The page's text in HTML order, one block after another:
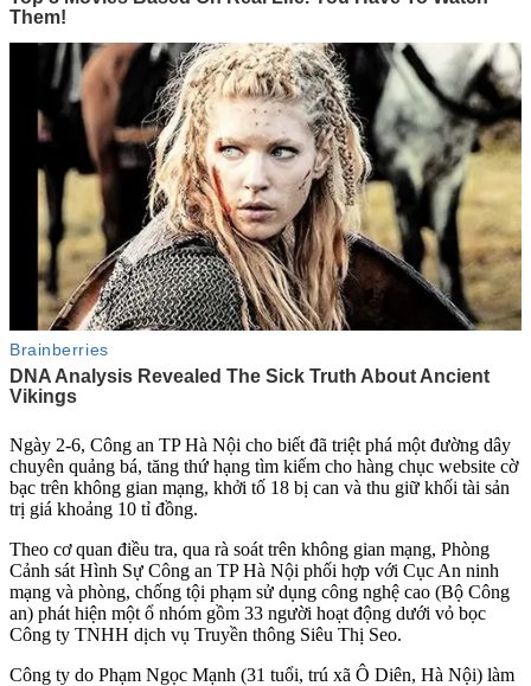
Ngày 2-6, Công an TP Hà Nội cho biết đã triệt phá một đường dây
chuyên quảng bá, tăng thứ hạng tìm kiếm cho hàng chục website cờ
bạc trên không gian mạng, khởi tố 18 bị can và thu giữ khối tài sản
trị giá khoảng 10 tỉ đồng.
Theo cơ quan điều tra, qua rà soát trên không gian mạng, Phòng
Cảnh sát Hình Sự Công an TP Hà Nội phối hợp với Cục An ninh
mạng và phòng, chống tội phạm sử dụng công nghệ cao (Bộ Công
an) phát hiện một ổ nhóm gồm 33 người hoạt động dưới vỏ bọc
Công ty TNHH dịch vụ Truyền thông Siêu Thị Seo.
Công ty do Phạm Ngọc Mạnh (31 tuổi, trú xã Ô Diên, Hà Nội) làm